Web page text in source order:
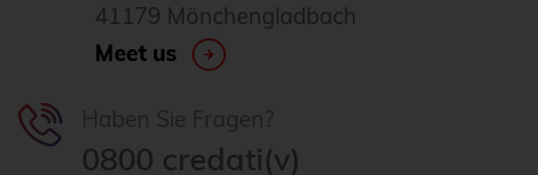
debian 11
debian 13
DecompileD
41179 Mönchengladbach
Meet us
0800 credati(v)